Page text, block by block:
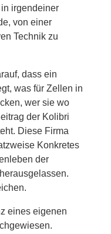
irgendeiner
von einer
Technik zu
dass ein
was für Zellen in
wer sie wo
der Kolibri
Diese Firma
Konkretes
der
eines eigenen